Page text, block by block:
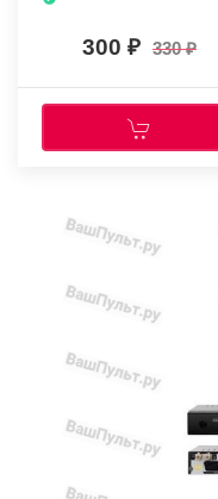
300 330